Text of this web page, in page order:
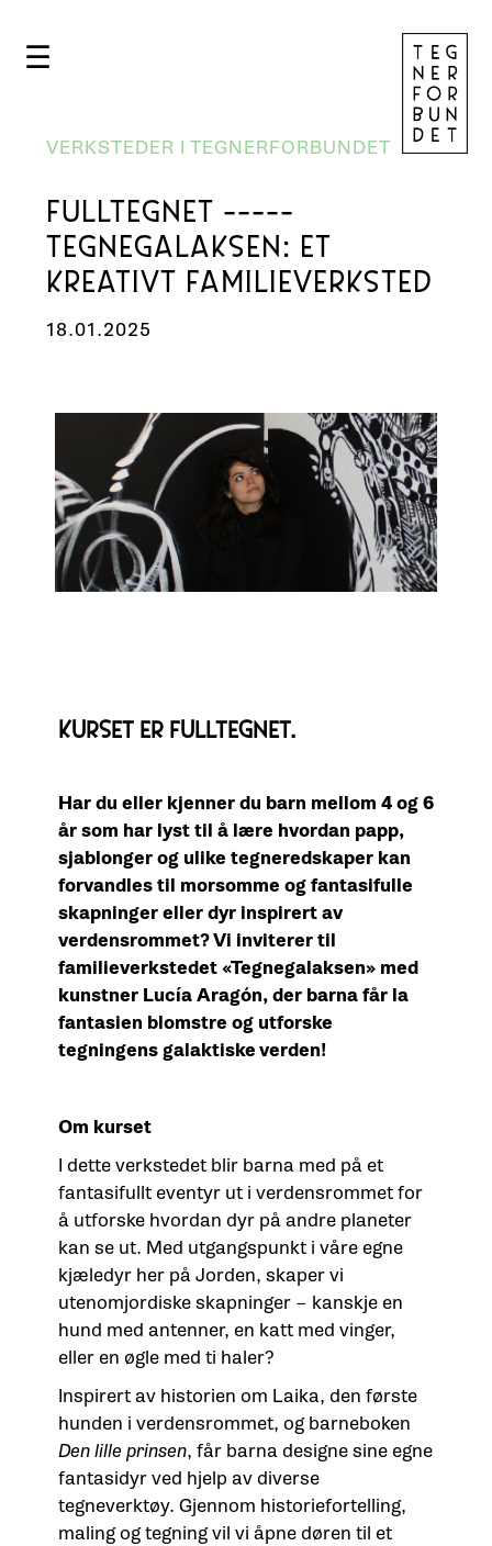
☰
VERKSTEDER I TEGNERFORBUNDET
FULLTEGNET -----
TEGNEGALAKSEN: ET
KREATIVT FAMILIEVERKSTED
18.01.2025
KURSET ER FULLTEGNET.
Har du eller kjenner du barn mellom 4 og 6
år som har lyst til å lære hvordan papp,
sjablonger og ulike tegneredskaper kan
forvandles til morsomme og fantasifulle
skapninger eller dyr inspirert av
verdensrommet? Vi inviterer til
familieverkstedet «Tegnegalaksen» med
kunstner Lucía Aragón, der barna får la
fantasien blomstre og utforske
tegningens galaktiske verden!
Om kurset
I dette verkstedet blir barna med på et
fantasifullt eventyr ut i verdensrommet for
å utforske hvordan dyr på andre planeter
kan se ut. Med utgangspunkt i våre egne
kjæledyr her på Jorden, skaper vi
utenomjordiske skapninger – kanskje en
hund med antenner, en katt med vinger,
eller en øgle med ti haler?
Inspirert av historien om Laika, den første
hunden i verdensrommet, og barneboken
Den lille prinsen, får barna designe sine egne
fantasidyr ved hjelp av diverse
tegneverktøy. Gjennom historiefortelling,
maling og tegning vil vi åpne døren til et